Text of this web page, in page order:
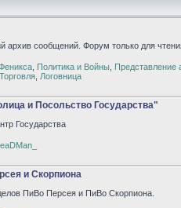
архив сообщений. Форум только для
Политика и Войны Представление
Торговля Логовница
и Посольство Государства"
Государства
и Скорпиона
ПиВо Персея и ПиВо Скорпиона.